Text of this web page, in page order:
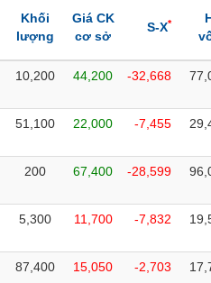
Khối
lượng
Giá CK
cơ sở
S-X*
10,200 44,200 -32,668
51,100 22,000 -7,455
200 67,400 -28,599
5,300 11,700 -7,832
87,400 15,050 -2,703